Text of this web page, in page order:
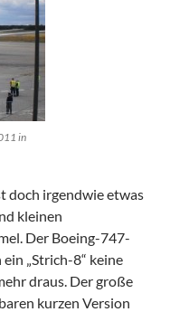
in
doch irgendwie etwas
kleinen
Der Boeing-747-
„Strich-8“ keine
draus. Der große
kurzen Version